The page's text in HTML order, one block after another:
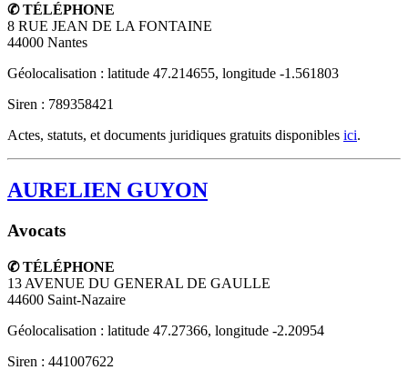
✆ TÉLÉPHONE
8 RUE JEAN DE LA FONTAINE
44000 Nantes
Géolocalisation : latitude 47.214655, longitude -1.561803
Siren : 789358421
Actes, statuts, et documents juridiques gratuits disponibles ici.
AURELIEN GUYON
Avocats
✆ TÉLÉPHONE
13 AVENUE DU GENERAL DE GAULLE
44600 Saint-Nazaire
Géolocalisation : latitude 47.27366, longitude -2.20954
Siren : 441007622